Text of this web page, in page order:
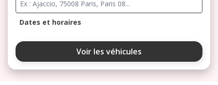
Dates et horaires
août 2026
ma me
Voir les véhicules